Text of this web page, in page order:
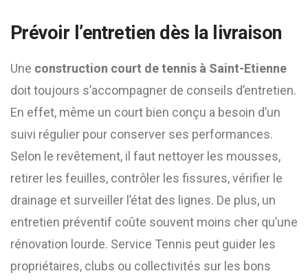
Prévoir l’entretien dès la livraison
Une construction court de tennis à Saint-Etienne
doit toujours s’accompagner de conseils d’entretien.
En effet, même un court bien conçu a besoin d’un
suivi régulier pour conserver ses performances.
Selon le revêtement, il faut nettoyer les mousses,
retirer les feuilles, contrôler les fissures, vérifier le
drainage et surveiller l’état des lignes. De plus, un
entretien préventif coûte souvent moins cher qu’une
rénovation lourde. Service Tennis peut guider les
propriétaires, clubs ou collectivités sur les bons